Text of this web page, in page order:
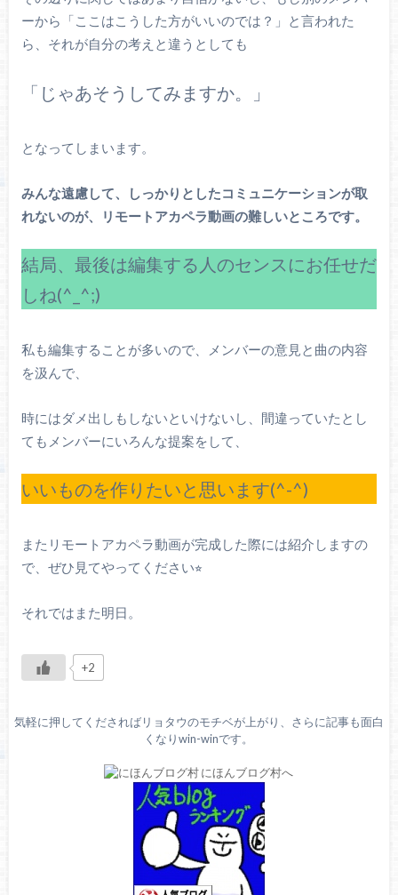
ーから「ここはこうした方がいいのでは？」と言われた
ら、それが自分の考えと違うとしても
「じゃあそうしてみますか。」
となってしまいます。
みんな遠慮して、しっかりとしたコミュニケーションが取
れないのが、リモートアカペラ動画の難しいところです。
結局、最後は編集する人のセンスにお任せだ
しね(^_^;)
私も編集することが多いので、メンバーの意見と曲の内容
を汲んで、
時にはダメ出しもしないといけないし、間違っていたとし
てもメンバーにいろんな提案をして、
いいものを作りたいと思います(^-^)
またリモートアカペラ動画が完成した際には紹介しますの
で、ぜひ見てやってください⭐︎
それではまた明日。
+2
気軽に押してくださればリョタウのモチベが上がり、さらに記事も面白
くなりwin-winです。